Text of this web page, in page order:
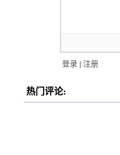
登录 | 注册
热门评论: